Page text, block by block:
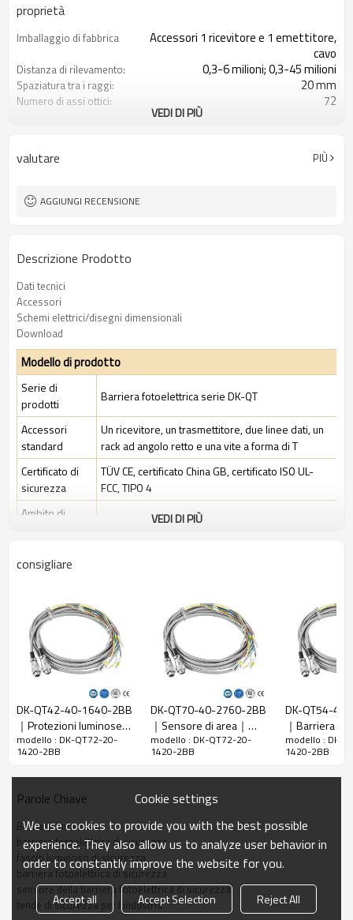
proprietà
Imballaggio di fabbrica
Accessori 1 ricevitore e 1 emettitore,
cavo
Distanza di rilevamento: 0,3-6 milioni; 0,3-45 milioni
Spaziatura tra i raggi: 20 mm
Numero di assi ottici: 72
Spina di interfaccia Dotato di connettore M16
Certificazione:
VEDI DI PIÙ
valutare PIÙ
AGGIUNGI RECENSIONE
Descrizione Prodotto
Dati tecnici
Accessori
Schemi elettrici/disegni dimensionali
Download
Modello di prodotto
Serie di
prodotti
Barriera fotoelettrica serie DK-QT
Accessori
standard
Un ricevitore, un trasmettitore, due linee dati, un
rack ad angolo retto e una vite a forma di T
Certificato di
sicurezza
TÜV CE, certificato China GB, certificato ISO UL-
FCC, TIPO 4
Ambito di
Ambiente industriale standard
Caratteristiche
risoluzione
Controlla la
precisione
28 mm
Numero di
Altezza di
protezione
1420 mm
La dimensione
51mm*35mm*L, L è la lunghezza dell'emettitore e
Distanza di
30-6000 mm; 30-45000 mm
Tempo di
risposta
≤15 ms
Dati meccanici
Materiale
VEDI DI PIÙ
consigliare
DK-QT42-40-1640-2BB
｜Protezioni luminose
per presse piegatrici｜
DADISICK
modello : DK-QT72-20-
1420-2BB
DK-QT70-40-2760-2BB
｜Sensore di area｜
DADISICK
modello : DK-QT72-20-
1420-2BB
DK-QT54-
｜Barriera
di sicurezza｜
modello : DK-
1420-2BB
Parole Chiave
Barriera luminosa
barriera fotoelettrica di sicurezza
fascio luminoso di sicurezza
barriera fotoelettrica di sicurezza
sensore della barriera fotoelettrica di sicurezza
tende di sicurezza per l'industria
Cookie settings
We use cookies to provide you with the best possible
experience. They also allow us to analyze user behavior in
order to constantly improve the website for you.
Accept all Accept Selection Reject All